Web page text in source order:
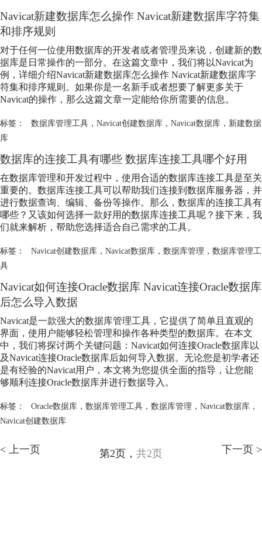
Navicat新建数据库怎么操作 Navicat新建数据库字符集
和排序规则
对于任何一位使用数据库的开发者或者管理员来说，创建新的数
据库是日常操作的一部分。在这篇文章中，我们将以Navicat为
例，详细介绍Navicat新建数据库怎么操作 Navicat新建数据库字
符集和排序规则。如果你是一名新手或者想要了解更多关于
Navicat的操作，那么这篇文章一定能给你所需要的信息。
标签： 数据库管理工具， Navicat创建数据库， Navicat数据库， 新建数据
库
数据库的连接工具有哪些 数据库连接工具哪个好用
在数据库管理和开发过程中，使用合适的数据库连接工具是至关
重要的。数据库连接工具可以帮助我们连接到数据库服务器，并
进行数据查询、编辑、备份等操作。那么，数据库的连接工具有
哪些？又该如何选择一款好用的数据库连接工具呢？接下来，我
们就来解析，帮助您选择适合自己需求的工具。
标签： Navicat创建数据库， Navicat数据库， 数据库管理 ， 数据库管理工
具
Navicat如何连接Oracle数据库 Navicat连接Oracle数据库
后怎么导入数据
Navicat是一款强大的数据库管理工具，它提供了简单且直观的
界面，使用户能够轻松管理和操作各种类型的数据库。在本文
中，我们将探讨两个关键问题：Navicat如何连接Oracle数据库以
及Navicat连接Oracle数据库后如何导入数据。无论您是初学者还
是有经验的Navicat用户，本文将为您提供全面的指导，让您能
够顺利连接Oracle数据库并进行数据导入。
标签： Oracle数据库， 数据库管理工具， 数据库管理 ， Navicat数据库，
Navicat创建数据库
< 上一页 第2页， 共2页 下一页 >